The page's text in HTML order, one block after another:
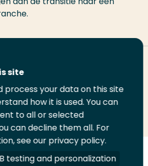
Email
deze
pagina
Print
deze
pagina
site
process your data on this site
how it is used. You can
to all or selected
can decline them all. For
see our privacy policy.
testing and personalization